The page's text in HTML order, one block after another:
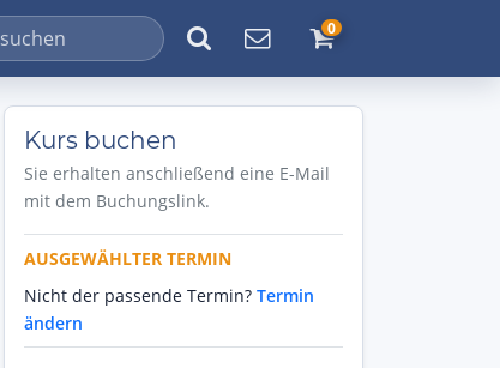
0
Kurs buchen
Sie erhalten anschließend eine E-Mail
mit dem Buchungslink.
AUSGEWÄHLTER TERMIN
Nicht der passende Termin? Termin
ändern